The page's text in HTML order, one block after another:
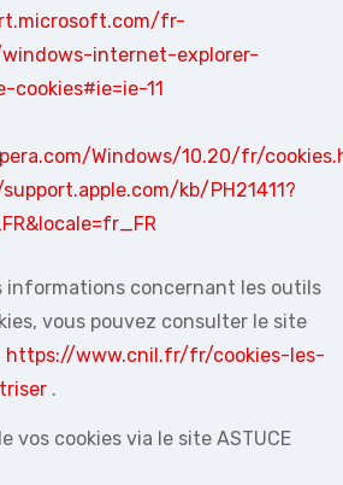
fr-
internet-explorer-
cookies#ie=ie-11
Windows/10.20/fr/
kb/PH21411?
informations concernant les outils
vous pouvez consulter le site
https://www.cnil.fr/fr/cookies-les-
.
vos cookies via le site ASTUCE